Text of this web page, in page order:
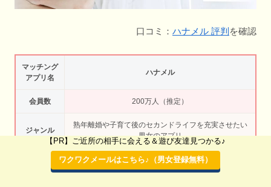
口コミ： ハナメル 評判 を確認
マッチング
アプリ名
ハナメル
会員数 200万人（推定）
ジャンル
熟年離婚や子育て後のセカンドライフを充実させたい
男女のアプリ
30代男女・40代男女・50代男女・60代男女
【PR】ご近所の相手に会える＆遊び友達見つかる♪
ワクワクメールはこちら♪（男女登録無料）